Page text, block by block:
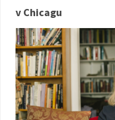
v Chicagu